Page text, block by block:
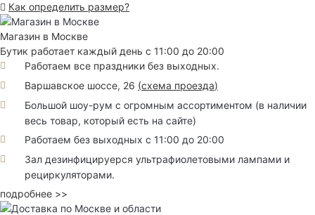
Как определить размер?
Магазин в Москве
Бутик работает каждый день с 11:00 до 20:00
Работаем все праздники без выходных.
Варшавское шоссе, 26 (схема проезда)
Большой шоу-рум с огромным ассортиментом (в наличии
весь товар, который есть на сайте)
Работаем без выходных с 11:00 до 20:00
Зал дезинфицируерся ультрафиолетовыми лампами и
рециркуляторами.
подробнее >>